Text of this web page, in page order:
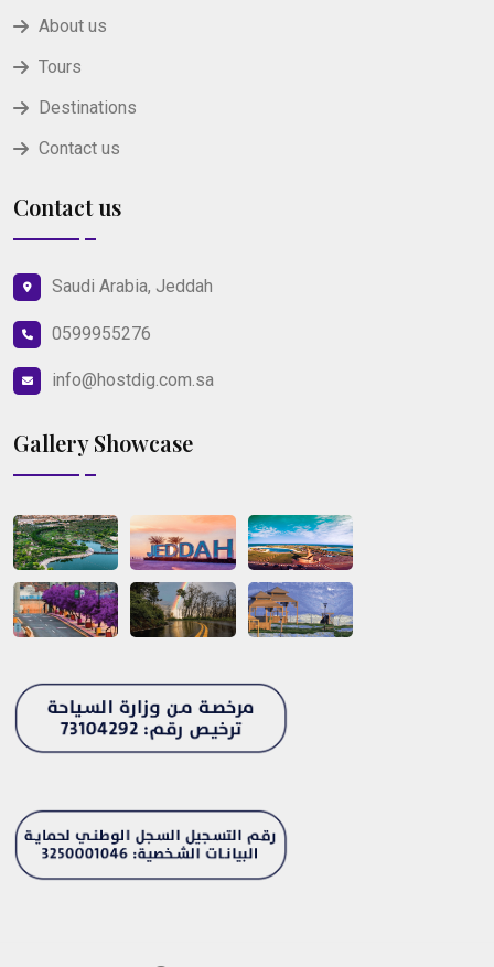
About us
Tours
Destinations
Contact us
Contact us
Saudi Arabia, Jeddah
0599955276
info@hostdig.com.sa
Gallery Showcase